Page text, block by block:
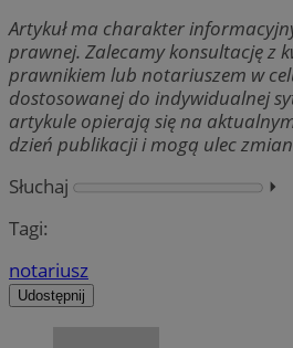
Artykuł ma charakter
prawnej. Zalecamy konsultację z
prawnikiem lub notariuszem w
dostosowanej do indywidualnej
artykule opierają się na
dzień publikacji i mogą ulec
Słuchaj
⏵︎
Tagi:
notariusz
Udostępnij